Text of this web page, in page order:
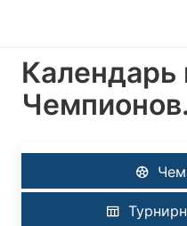
Календарь